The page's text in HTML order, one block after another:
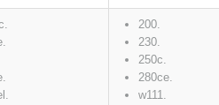
200.
230.
250c.
280ce.
w111.